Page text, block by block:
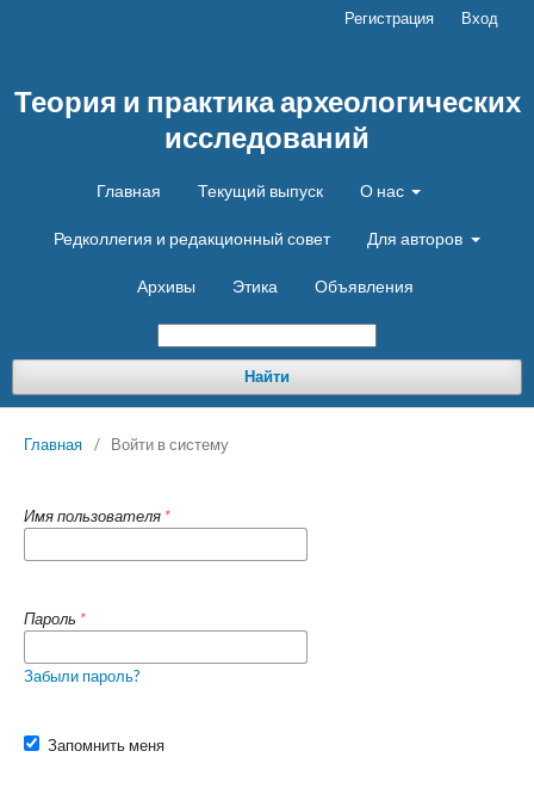
Теория и практика археологических
исследований
Главная Текущий выпуск О нас
Редколлегия и редакционный совет Для авторов
Архивы Этика Объявления
Найти
Регистрация Вход
Главная / Войти в систему
Имя пользователя *
Пароль *
Забыли пароль?
Запомнить меня